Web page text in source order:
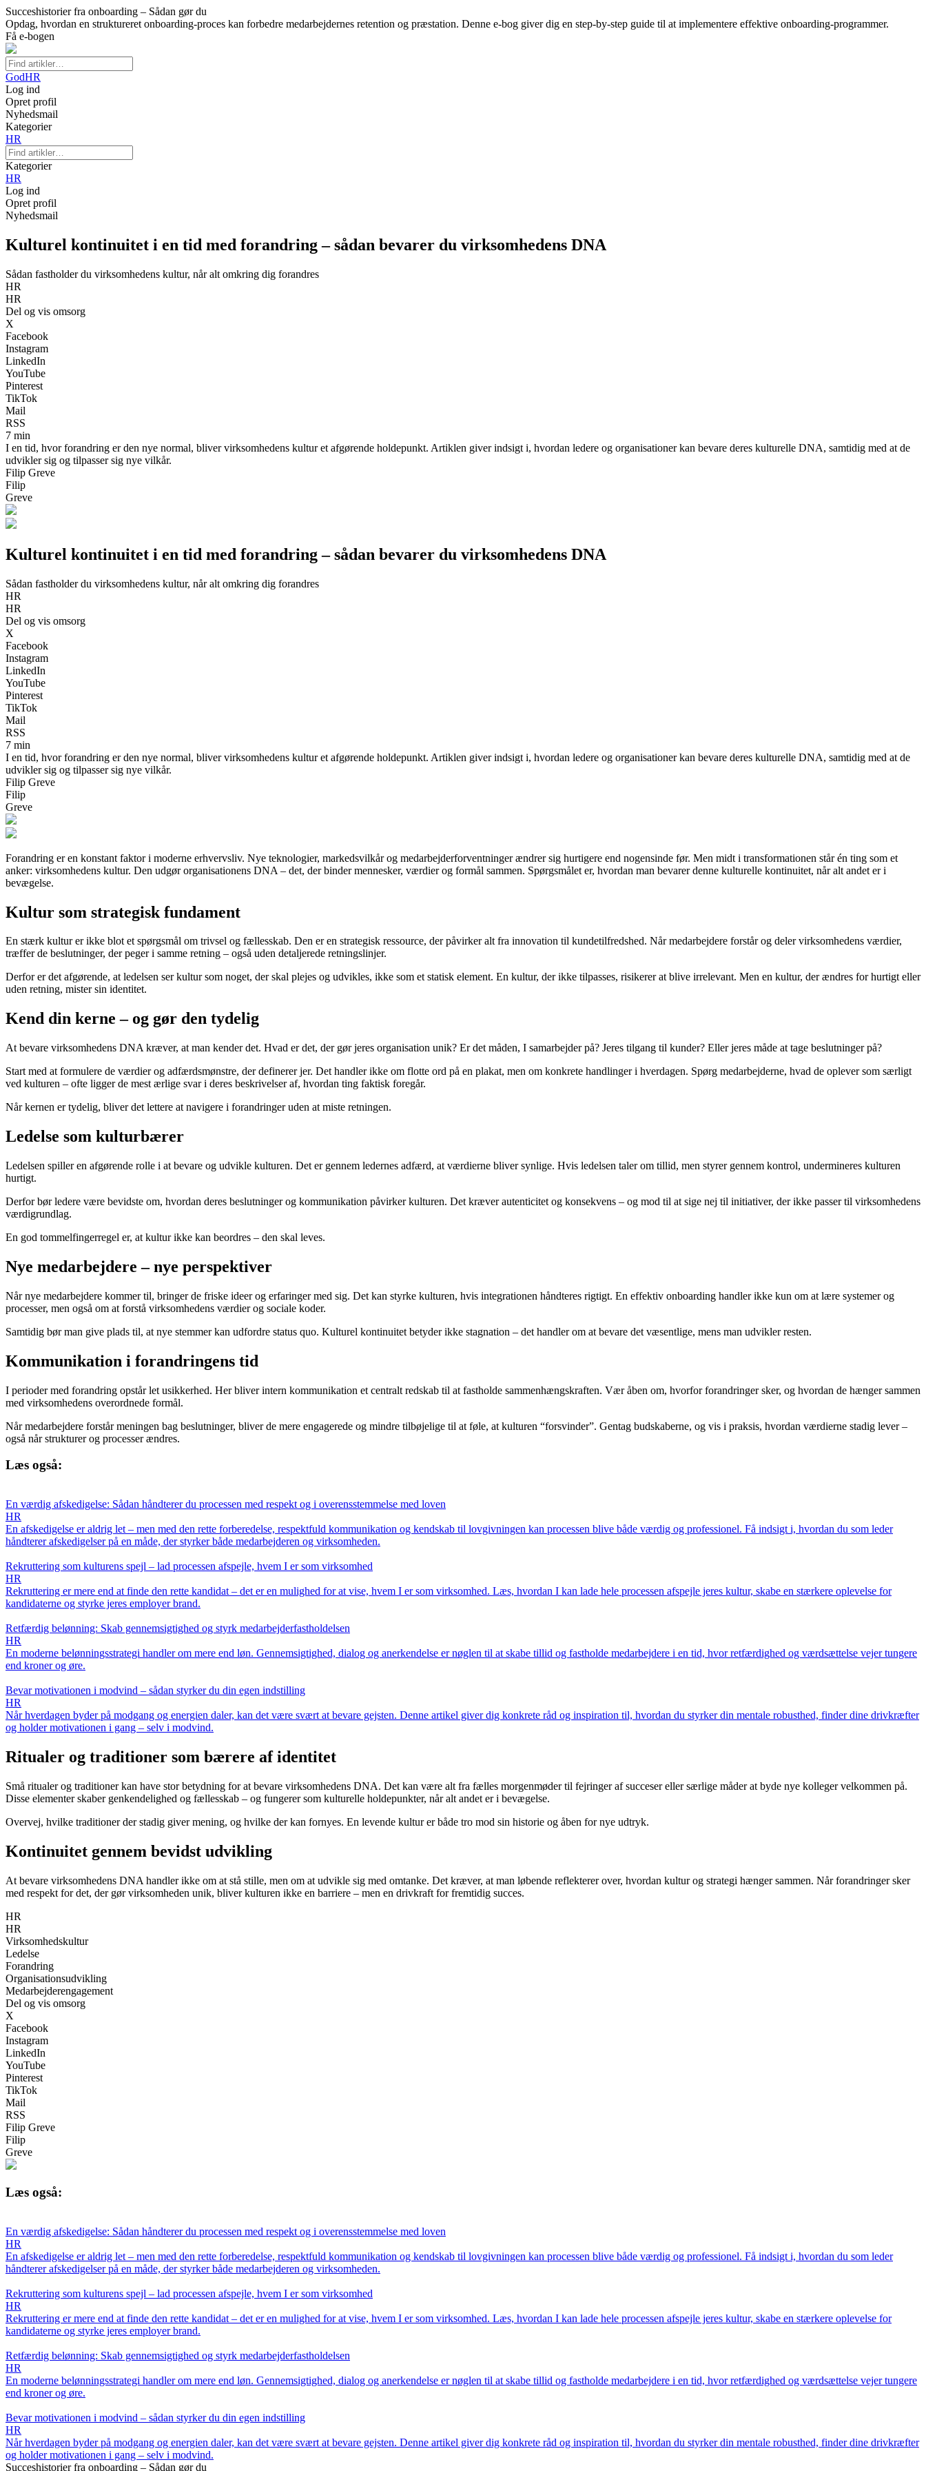
Succeshistorier fra onboarding – Sådan gør du
Opdag, hvordan en struktureret onboarding-proces kan forbedre medarbejdernes retention og præstation. Denne e-bog giver dig en step-by-step guide til at implementere effektive onboarding-programmer.
Få e-bogen
GodHR
Log ind
Opret profil
Nyhedsmail
Kategorier
HR
Kategorier
HR
Log ind
Opret profil
Nyhedsmail
Kulturel kontinuitet i en tid med forandring – sådan bevarer du virksomhedens DNA
Sådan fastholder du virksomhedens kultur, når alt omkring dig forandres
HR
HR
Del og vis omsorg
X
Facebook
Instagram
LinkedIn
YouTube
Pinterest
TikTok
Mail
RSS
7 min
I en tid, hvor forandring er den nye normal, bliver virksomhedens kultur et afgørende holdepunkt. Artiklen giver indsigt i, hvordan ledere og organisationer kan bevare deres kulturelle DNA, samtidig med at de
udvikler sig og tilpasser sig nye vilkår.
Filip Greve
Filip
Greve
Kulturel kontinuitet i en tid med forandring – sådan bevarer du virksomhedens DNA
Sådan fastholder du virksomhedens kultur, når alt omkring dig forandres
HR
HR
Del og vis omsorg
X
Facebook
Instagram
LinkedIn
YouTube
Pinterest
TikTok
Mail
RSS
7 min
I en tid, hvor forandring er den nye normal, bliver virksomhedens kultur et afgørende holdepunkt. Artiklen giver indsigt i, hvordan ledere og organisationer kan bevare deres kulturelle DNA, samtidig med at de
udvikler sig og tilpasser sig nye vilkår.
Filip Greve
Filip
Greve
Forandring er en konstant faktor i moderne erhvervsliv. Nye teknologier, markedsvilkår og medarbejderforventninger ændrer sig hurtigere end nogensinde før. Men midt i transformationen står én ting som et
anker: virksomhedens kultur. Den udgør organisationens DNA – det, der binder mennesker, værdier og formål sammen. Spørgsmålet er, hvordan man bevarer denne kulturelle kontinuitet, når alt andet er i
bevægelse.
Kultur som strategisk fundament
En stærk kultur er ikke blot et spørgsmål om trivsel og fællesskab. Den er en strategisk ressource, der påvirker alt fra innovation til kundetilfredshed. Når medarbejdere forstår og deler virksomhedens værdier,
træffer de beslutninger, der peger i samme retning – også uden detaljerede retningslinjer.
Derfor er det afgørende, at ledelsen ser kultur som noget, der skal plejes og udvikles, ikke som et statisk element. En kultur, der ikke tilpasses, risikerer at blive irrelevant. Men en kultur, der ændres for hurtigt eller
uden retning, mister sin identitet.
Kend din kerne – og gør den tydelig
At bevare virksomhedens DNA kræver, at man kender det. Hvad er det, der gør jeres organisation unik? Er det måden, I samarbejder på? Jeres tilgang til kunder? Eller jeres måde at tage beslutninger på?
Start med at formulere de værdier og adfærdsmønstre, der definerer jer. Det handler ikke om flotte ord på en plakat, men om konkrete handlinger i hverdagen. Spørg medarbejderne, hvad de oplever som særligt
ved kulturen – ofte ligger de mest ærlige svar i deres beskrivelser af, hvordan ting faktisk foregår.
Når kernen er tydelig, bliver det lettere at navigere i forandringer uden at miste retningen.
Ledelse som kulturbærer
Ledelsen spiller en afgørende rolle i at bevare og udvikle kulturen. Det er gennem ledernes adfærd, at værdierne bliver synlige. Hvis ledelsen taler om tillid, men styrer gennem kontrol, undermineres kulturen
hurtigt.
Derfor bør ledere være bevidste om, hvordan deres beslutninger og kommunikation påvirker kulturen. Det kræver autenticitet og konsekvens – og mod til at sige nej til initiativer, der ikke passer til virksomhedens
værdigrundlag.
En god tommelfingerregel er, at kultur ikke kan beordres – den skal leves.
Nye medarbejdere – nye perspektiver
Når nye medarbejdere kommer til, bringer de friske ideer og erfaringer med sig. Det kan styrke kulturen, hvis integrationen håndteres rigtigt. En effektiv onboarding handler ikke kun om at lære systemer og
processer, men også om at forstå virksomhedens værdier og sociale koder.
Samtidig bør man give plads til, at nye stemmer kan udfordre status quo. Kulturel kontinuitet betyder ikke stagnation – det handler om at bevare det væsentlige, mens man udvikler resten.
Kommunikation i forandringens tid
I perioder med forandring opstår let usikkerhed. Her bliver intern kommunikation et centralt redskab til at fastholde sammenhængskraften. Vær åben om, hvorfor forandringer sker, og hvordan de hænger sammen
med virksomhedens overordnede formål.
Når medarbejdere forstår meningen bag beslutninger, bliver de mere engagerede og mindre tilbøjelige til at føle, at kulturen “forsvinder”. Gentag budskaberne, og vis i praksis, hvordan værdierne stadig lever –
også når strukturer og processer ændres.
Læs også:
En værdig afskedigelse: Sådan håndterer du processen med respekt og i overensstemmelse med loven
HR
En afskedigelse er aldrig let – men med den rette forberedelse, respektfuld kommunikation og kendskab til lovgivningen kan processen blive både værdig og professionel. Få indsigt i, hvordan du som leder
håndterer afskedigelser på en måde, der styrker både medarbejderen og virksomheden.
Rekruttering som kulturens spejl – lad processen afspejle, hvem I er som virksomhed
HR
Rekruttering er mere end at finde den rette kandidat – det er en mulighed for at vise, hvem I er som virksomhed. Læs, hvordan I kan lade hele processen afspejle jeres kultur, skabe en stærkere oplevelse for
kandidaterne og styrke jeres employer brand.
Retfærdig belønning: Skab gennemsigtighed og styrk medarbejderfastholdelsen
HR
En moderne belønningsstrategi handler om mere end løn. Gennemsigtighed, dialog og anerkendelse er nøglen til at skabe tillid og fastholde medarbejdere i en tid, hvor retfærdighed og værdsættelse vejer tungere
end kroner og øre.
Bevar motivationen i modvind – sådan styrker du din egen indstilling
HR
Når hverdagen byder på modgang og energien daler, kan det være svært at bevare gejsten. Denne artikel giver dig konkrete råd og inspiration til, hvordan du styrker din mentale robusthed, finder dine drivkræfter
og holder motivationen i gang – selv i modvind.
Ritualer og traditioner som bærere af identitet
Små ritualer og traditioner kan have stor betydning for at bevare virksomhedens DNA. Det kan være alt fra fælles morgenmøder til fejringer af succeser eller særlige måder at byde nye kolleger velkommen på.
Disse elementer skaber genkendelighed og fællesskab – og fungerer som kulturelle holdepunkter, når alt andet er i bevægelse.
Overvej, hvilke traditioner der stadig giver mening, og hvilke der kan fornyes. En levende kultur er både tro mod sin historie og åben for nye udtryk.
Kontinuitet gennem bevidst udvikling
At bevare virksomhedens DNA handler ikke om at stå stille, men om at udvikle sig med omtanke. Det kræver, at man løbende reflekterer over, hvordan kultur og strategi hænger sammen. Når forandringer sker
med respekt for det, der gør virksomheden unik, bliver kulturen ikke en barriere – men en drivkraft for fremtidig succes.
HR
HR
Virksomhedskultur
Ledelse
Forandring
Organisationsudvikling
Medarbejderengagement
Del og vis omsorg
X
Facebook
Instagram
LinkedIn
YouTube
Pinterest
TikTok
Mail
RSS
Filip Greve
Filip
Greve
Læs også:
En værdig afskedigelse: Sådan håndterer du processen med respekt og i overensstemmelse med loven
HR
En afskedigelse er aldrig let – men med den rette forberedelse, respektfuld kommunikation og kendskab til lovgivningen kan processen blive både værdig og professionel. Få indsigt i, hvordan du som leder
håndterer afskedigelser på en måde, der styrker både medarbejderen og virksomheden.
Rekruttering som kulturens spejl – lad processen afspejle, hvem I er som virksomhed
HR
Rekruttering er mere end at finde den rette kandidat – det er en mulighed for at vise, hvem I er som virksomhed. Læs, hvordan I kan lade hele processen afspejle jeres kultur, skabe en stærkere oplevelse for
kandidaterne og styrke jeres employer brand.
Retfærdig belønning: Skab gennemsigtighed og styrk medarbejderfastholdelsen
HR
En moderne belønningsstrategi handler om mere end løn. Gennemsigtighed, dialog og anerkendelse er nøglen til at skabe tillid og fastholde medarbejdere i en tid, hvor retfærdighed og værdsættelse vejer tungere
end kroner og øre.
Bevar motivationen i modvind – sådan styrker du din egen indstilling
HR
Når hverdagen byder på modgang og energien daler, kan det være svært at bevare gejsten. Denne artikel giver dig konkrete råd og inspiration til, hvordan du styrker din mentale robusthed, finder dine drivkræfter
og holder motivationen i gang – selv i modvind.
Succeshistorier fra onboarding – Sådan gør du